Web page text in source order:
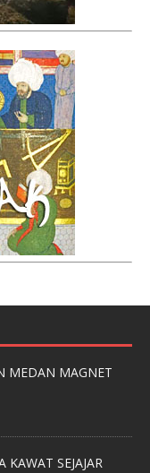
MEDAN MAGNET
SEJAJAR